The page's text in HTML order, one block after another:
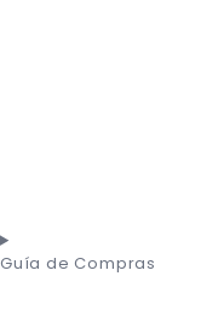
Guía de Compras